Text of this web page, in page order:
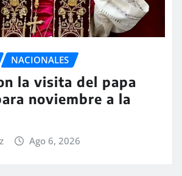
NACIONALES
la visita del papa
noviembre a la
Ago 6, 2026